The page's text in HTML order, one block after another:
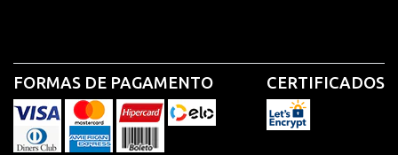
FORMAS DE PAGAMENTO CERTIFICADOS